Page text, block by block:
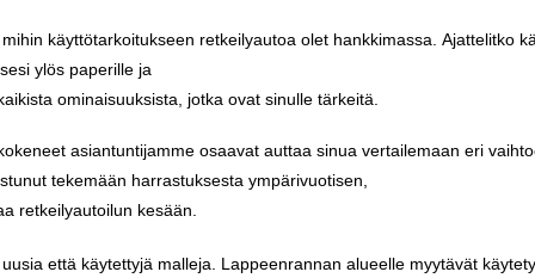
mihin käyttötarkoitukseen retkeilyautoa olet hankkimassa Ajattelitko
ylös paperille ja
ominaisuuksista jotka ovat sinulle tärkeitä
asiantuntijamme osaavat auttaa sinua vertailemaan eri
tekemään harrastuksesta ympärivuotisen
retkeilyautoilun kesään
uusia että käytettyjä malleja Lappeenrannan alueelle myytävät